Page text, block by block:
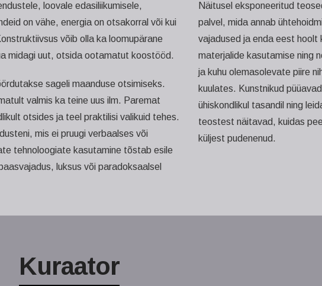
loovale edasiliikumisele,
on vähe, energia on otsakorral või kui
võib olla ka loomupärane
midagi uut, otsida ootamatut koostööd.
sageli maanduse otsimiseks.
valmis ka teine uus ilm. Paremat
otsides ja teel praktilisi valikuid tehes.
mis ei pruugi verbaalses või
tehnoloogiate kasutamine tõstab esile
luksus või paradoksaalsel
Näitusel eksponeeritud
palvel, mida annab
vajadused ja enda eest hoolt
materjalide kasutamise ning
ja kuhu olemasolevate piire
kuulates. Kunstnikud
ühiskondlikul tasandil ning
teostest näitavad, kuidas
küljest pudenenud.
Kuraator